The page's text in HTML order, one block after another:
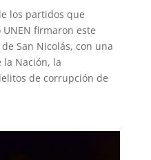
los partidos que
firmaron este
San Nicolás, con una
la Nación, la
de corrupción de